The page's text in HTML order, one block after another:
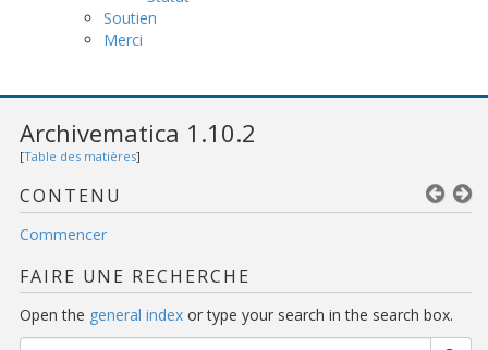
Soutien
Merci
Archivematica 1.10.2
[Table des matières]
CONTENU
Commencer
FAIRE UNE RECHERCHE
Open the general index or type your search in the search box.